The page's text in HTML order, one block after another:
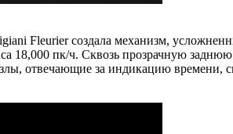
Fleurier создала механизм,
18,000 пк/ч. Сквозь прозрачную
отвечающие за индикацию времени,